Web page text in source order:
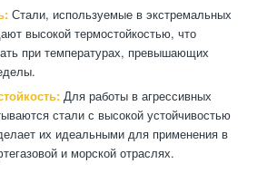
Стали, используемые в экстремальных
высокой термостойкостью, что
при температурах, превышающих
Для работы в агрессивных
стали с высокой устойчивостью
их идеальными для применения в
и морской отраслях.